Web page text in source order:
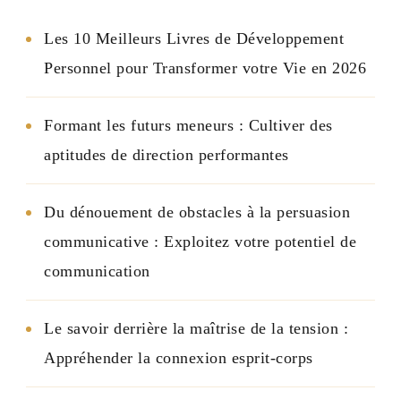
Les 10 Meilleurs Livres de Développement
Personnel pour Transformer votre Vie en 2026
Formant les futurs meneurs : Cultiver des
aptitudes de direction performantes
Du dénouement de obstacles à la persuasion
communicative : Exploitez votre potentiel de
communication
Le savoir derrière la maîtrise de la tension :
Appréhender la connexion esprit-corps